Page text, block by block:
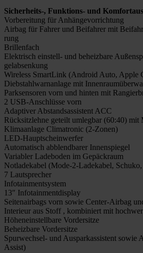
Sicherheits‑, Fun­k­­ti­ons- und
Vor­be­rei­tung für Anhän­ge­vor­rich­tung
Air­bag für Fah­rer und Bei­fah­rer mit
rung
Bril­len­fach
Elek­trisch ein­stell- und beheiz­ba­re
gel­ab­sen­kung
Wire­less Smart­Link (Android Auto, Apple
Dieb­stahl­warn­an­la­ge mit
Park­sen­so­ren vorn und hin­ten mit
2 USB-Anschlüs­­se vorn
Adap­ti­ver Abstands­as­sis­tent ACC
Rück­sitz­leh­ne geteilt umleg­bar (60:40) mit
Kli­ma­an­la­ge Cli­ma­tro­nic (2‑Zonen)
LED-Haup­t­­schein­­wer­­fer
Auto­ma­tisch abblend­ba­rer Innen­spie­gel
Varia­bler Lade­bo­den im Gepäck­raum
Not­la­de­ka­bel (Mode-2-Lade­­ka­­bel,
7 Laut­spre­cher
Info­tain­ment­sys­tem
13″ Info­tain­ment­dis­play
Sei­ten­air­bags vorn sowie Cen­­­ter-Air­­bag
Inte­ri­eur aus Stoff , kom­bi­niert mit
Höhen­ein­stell­ba­re Vor­der­sit­ze
Beheiz­ba­re Vor­der­sit­ze
Spur­­wech­­sel- und Aus­par­k­as­sis­tent sowie
Assist)